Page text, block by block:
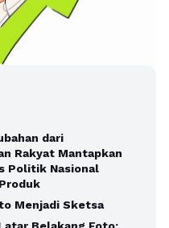
dari
Rakyat Mantapkan
Politik Nasional
Menjadi Sketsa